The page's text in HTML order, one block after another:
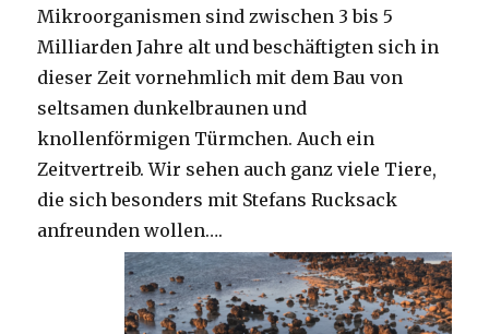
Mikroorganismen sind zwischen 3 bis 5
Milliarden Jahre alt und beschäftigten sich in
dieser Zeit vornehmlich mit dem Bau von
seltsamen dunkelbraunen und
knollenförmigen Türmchen. Auch ein
Zeitvertreib. Wir sehen auch ganz viele Tiere,
die sich besonders mit Stefans Rucksack
anfreunden wollen….